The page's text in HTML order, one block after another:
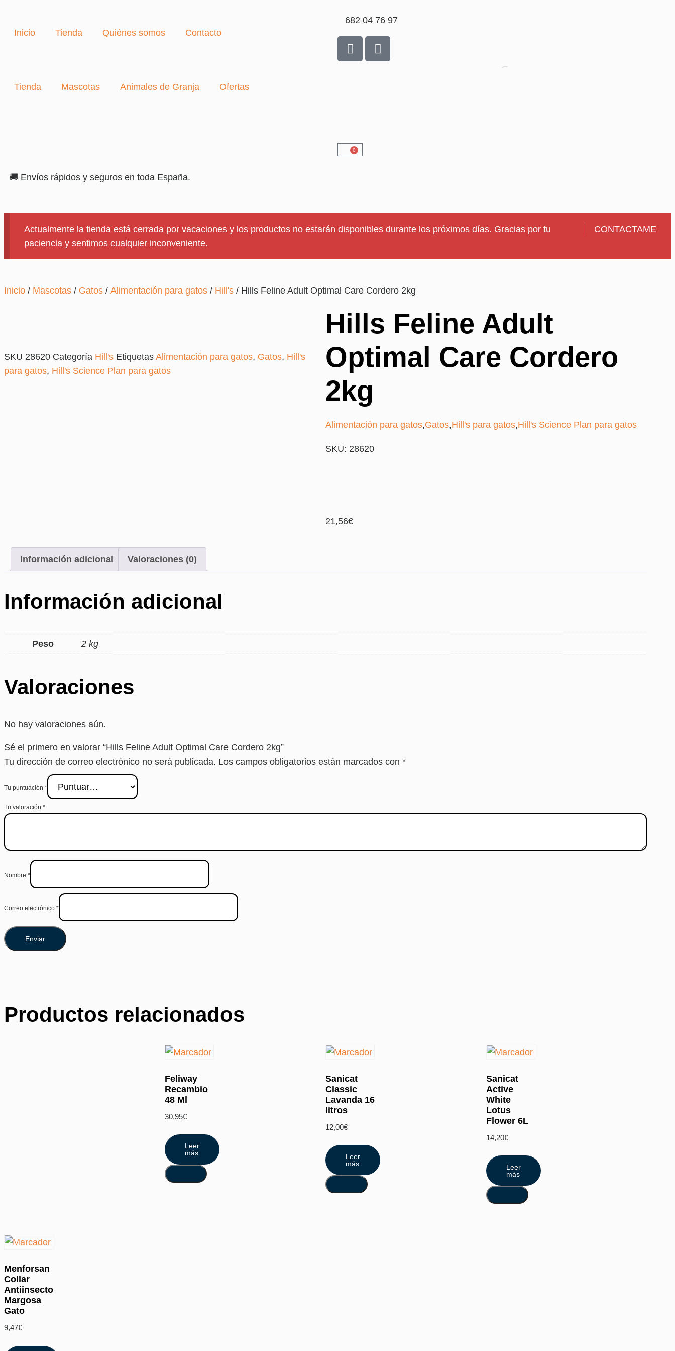
Inicio Tienda Quiénes somos Contacto
682 04 76 97
Tienda Mascotas Animales de Granja Ofertas
0
🚚 Envíos rápidos y seguros en toda España.
CONTACTAME
Actualmente la tienda está cerrada por vacaciones y los productos no estarán disponibles durante los próximos días. Gracias por tu
paciencia y sentimos cualquier inconveniente.
Inicio / Mascotas / Gatos / Alimentación para gatos / Hill's / Hills Feline Adult Optimal Care Cordero 2kg
SKU 28620 Categoría Hill's Etiquetas Alimentación para gatos, Gatos, Hill's
para gatos, Hill's Science Plan para gatos
Hills Feline Adult
Optimal Care Cordero
2kg
Alimentación para gatos,Gatos,Hill's para gatos,Hill's Science Plan para gatos
SKU: 28620
21,56€
Información adicional Valoraciones (0)
Información adicional
Peso 2 kg
Valoraciones
No hay valoraciones aún.
Sé el primero en valorar “Hills Feline Adult Optimal Care Cordero 2kg”
Tu dirección de correo electrónico no será publicada. Los campos obligatorios están marcados con *
Tu puntuación *
Tu valoración *
Nombre *
Correo electrónico *
Productos relacionados
Feliway
Recambio
48 Ml
30,95€
Leer
más
Sanicat
Classic
Lavanda 16
litros
12,00€
Leer
más
Sanicat
Active
White
Lotus
Flower 6L
14,20€
Leer
más
Menforsan
Collar
Antiinsecto
Margosa
Gato
9,47€